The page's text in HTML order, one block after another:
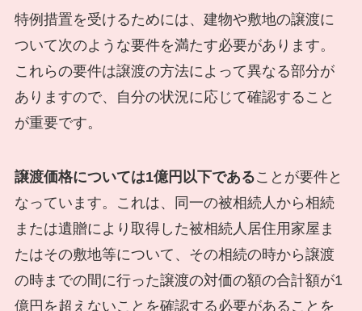
特例措置を受けるためには、建物や敷地の譲渡に
ついて次のような要件を満たす必要があります。
これらの要件は譲渡の方法によって異なる部分が
ありますので、自分の状況に応じて確認すること
が重要です。
譲渡価格については1億円以下であることが要件と
なっています。これは、同一の被相続人から相続
または遺贈により取得した被相続人居住用家屋ま
たはその敷地等について、その相続の時から譲渡
の時までの間に行った譲渡の対価の額の合計額が1
億円を超えないことを確認する必要があることを